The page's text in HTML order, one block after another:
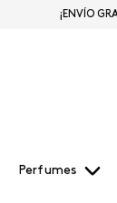
Perfumes
¡ENVÍO